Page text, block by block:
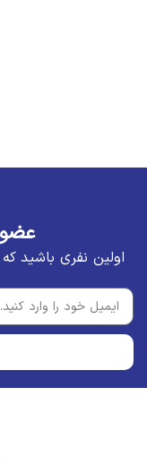
اولین نفری باشید